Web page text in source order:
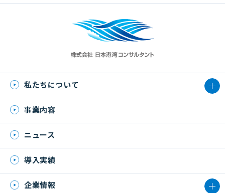
私たちについて
事業内容
ニュース
導入実績
企業情報